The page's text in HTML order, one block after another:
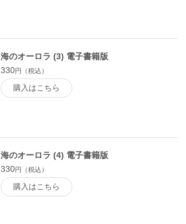
海のオーロラ (3) 電子書籍版
330円（税込）
購入はこちら
海のオーロラ (4) 電子書籍版
330円（税込）
購入はこちら